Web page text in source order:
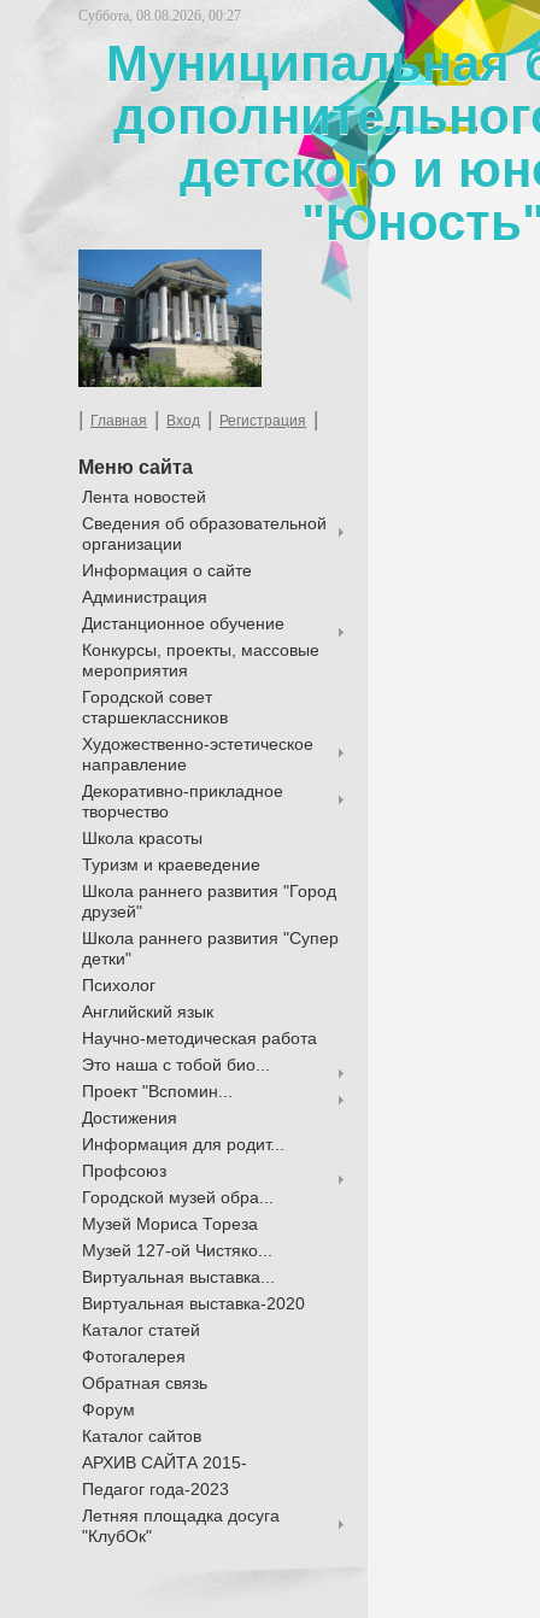
Суббота, 08.08.2026, 00:27
Муниципальная
детского и
| Главная | Вход | Регистрация |
Меню сайта
Лента новостей
Сведения об образовательной
организации
Информация о сайте
Администрация
Дистанционное обучение
Конкурсы, проекты, массовые
мероприятия
Городской совет
старшеклассников
Художественно-эстетическое
направление
Декоративно-прикладное
творчество
Школа красоты
Туризм и краеведение
Школа раннего развития "Город
друзей"
Школа раннего развития "Супер
детки"
Психолог
Английский язык
Научно-методическая работа
Это наша с тобой био...
Проект "Вспомин...
Достижения
Информация для родит...
Профсоюз
Городской музей обра...
Музей Мориса Тореза
Музей 127-ой Чистяко...
Виртуальная выставка...
Виртуальная выставка-2020
Каталог статей
Фотогалерея
Обратная связь
Форум
Каталог сайтов
АРХИВ САЙТА 2015-
Педагог года-2023
Летняя площадка досуга
"КлубОк"